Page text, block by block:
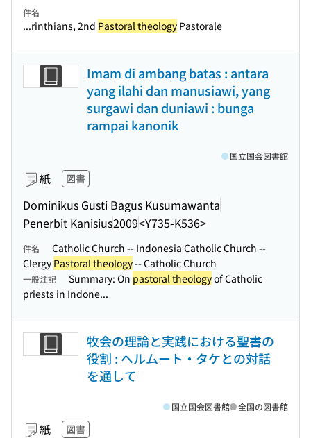
件名
...rinthians, 2nd Pastoral theology Pastorale
Imam di ambang batas : antara
yang ilahi dan manusiawi, yang
surgawi dan duniawi : bunga
rampai kanonik
紙 図書
Dominikus Gusti Bagus Kusumawanta
Penerbit Kanisius2009<Y735-K536>
国立国会図書館
件名
Catholic Church -- Indonesia Catholic Church --
Clergy Pastoral theology-- Catholic Church
一般注記 Summary: On pastoral theologyof Catholic
priests in Indone...
牧会の理論と実践における聖書の
役割 : ヘルムート・タケとの対話
を通して
紙 図書
国立国会図書館 全国の図書館